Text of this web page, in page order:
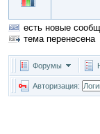
есть новые
тема перенесена
Форумы
Авторизация: